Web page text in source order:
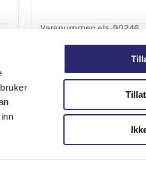
Varenummer: els-90246